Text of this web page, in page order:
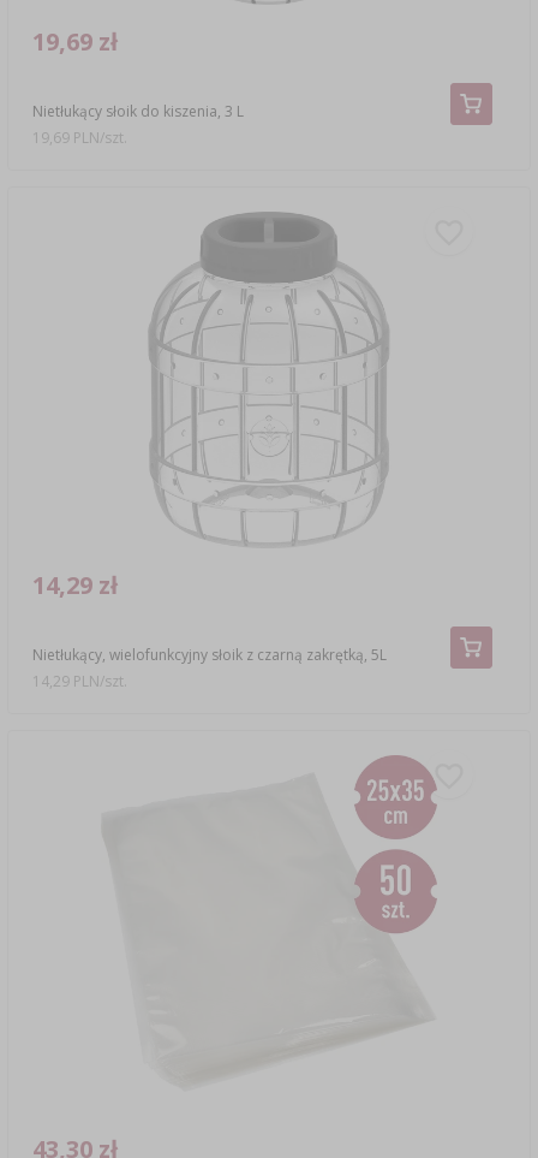
Nietłukący słoik do kiszenia, 3 L
19,69 zł
19,69 PLN/szt.
Nietłukący, wielofunkcyjny słoik z czarną zakrętką, 5L
14,29 zł
14,29 PLN/szt.
43,30 zł